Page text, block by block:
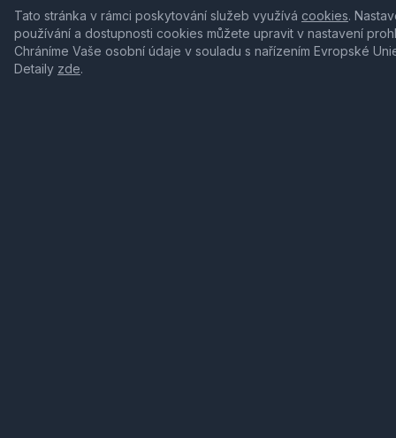
Tato stránka v rámci poskytování služeb využívá cookies.
používání a dostupnosti cookies můžete upravit v nastavení
Chráníme Vaše osobní údaje v souladu s nařízením Evropské
Detaily zde.